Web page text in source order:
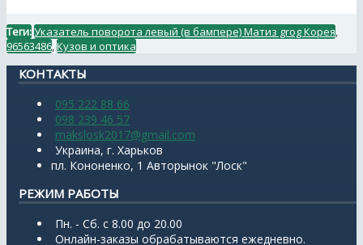
Теги:Указатель поворота левый (в бампере) Матиз grog Корея
96563486 Кузов и оптика
КОНТАКТЫ
095 222 88 66
098 239 46 57
makslosk2017@gmail.com
Украина, г. Харьков
пл. Кононенко, 1 Авторынок "Лоск"
РЕЖИМ РАБОТЫ
Пн. - Сб. с 8.00 до 20.00
Онлайн-заказы обрабатываются ежедневно.